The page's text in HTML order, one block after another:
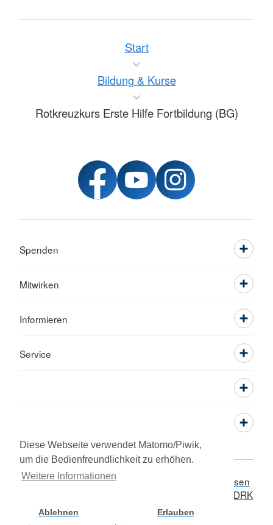
Diese Webseite verwendet Matomo/Piwik,
um die Bedienfreundlichkeit zu erhöhen.
Weitere Informationen
Ablehnen Erlauben
Start
Bildung & Kurse
Rotkreuzkurs Erste Hilfe Fortbildung (BG)
Spenden
Mitwirken
Informieren
Service
Widerruf / Kündigung Hinweisgeberschutz
Adressen
DRK
intern © 2026 Kreisverband Görlitz Stadt